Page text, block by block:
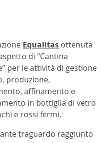
Equalitas ottenuta
di “Cantina
per le attività di gestione
produzione,
affinamento e
in bottiglia di vetro
e rossi fermi.
traguardo raggiunto